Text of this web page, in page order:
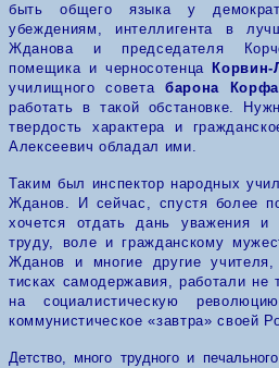
быть общего языка у
убеждениям, интеллигента в
Жданова и председателя
помещика и черносотенца Корвин-
училищного советабарона Корфа
работать в такой обстановке.
твердость характера и
Алексеевич обладал ими.
Таким был инспектор народных
Жданов. И сейчас, спустя более
хочется отдать дань уважения и
труду, воле и гражданскому
Жданов и многие другие
тисках самодержавия, работали не
на социалистическую
коммунистическое «завтра» своей
Детство, много трудного и